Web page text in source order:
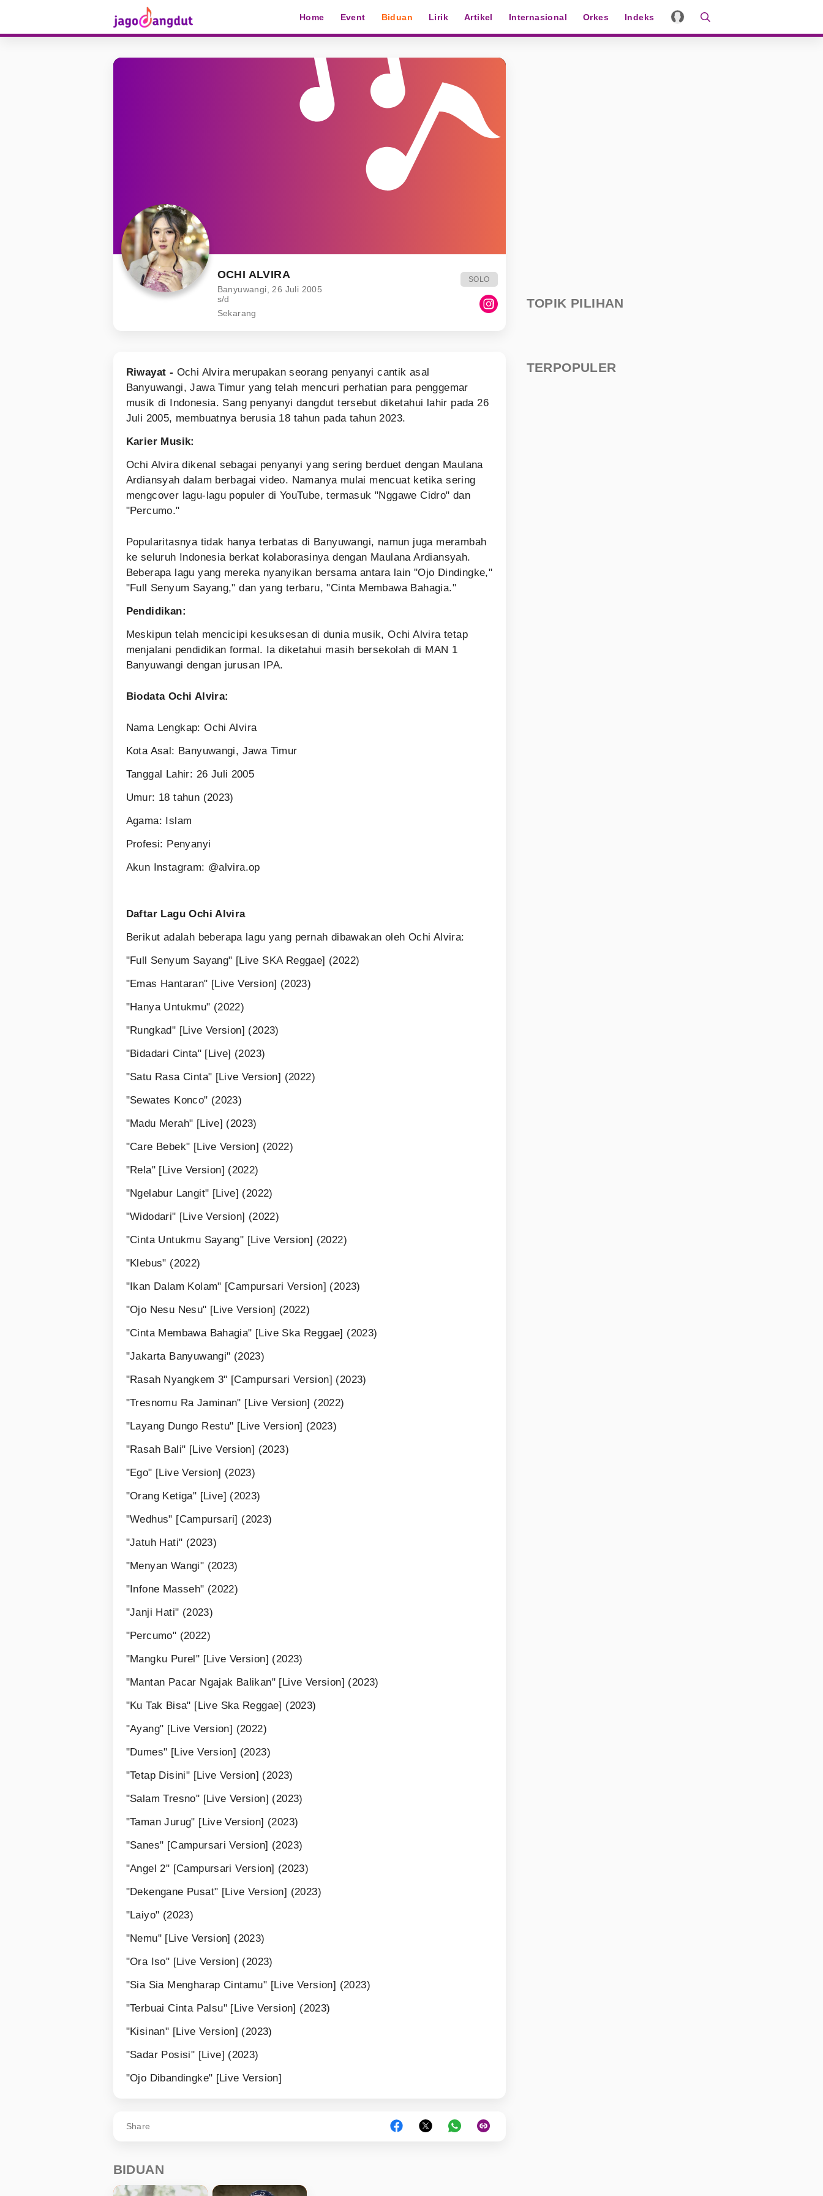
Home Event Biduan Lirik Artikel Internasional Orkes Indeks
OCHI ALVIRA
Banyuwangi, 26 Juli 2005
s/d
Sekarang
SOLO
Riwayat - Ochi Alvira merupakan seorang penyanyi cantik asal
Banyuwangi, Jawa Timur yang telah mencuri perhatian para penggemar
musik di Indonesia. Sang penyanyi dangdut tersebut diketahui lahir pada 26
Juli 2005, membuatnya berusia 18 tahun pada tahun 2023.
Karier Musik:
Ochi Alvira dikenal sebagai penyanyi yang sering berduet dengan Maulana
Ardiansyah dalam berbagai video. Namanya mulai mencuat ketika sering
mengcover lagu-lagu populer di YouTube, termasuk "Nggawe Cidro" dan
"Percumo."
Popularitasnya tidak hanya terbatas di Banyuwangi, namun juga merambah
ke seluruh Indonesia berkat kolaborasinya dengan Maulana Ardiansyah.
Beberapa lagu yang mereka nyanyikan bersama antara lain "Ojo Dindingke,"
"Full Senyum Sayang," dan yang terbaru, "Cinta Membawa Bahagia."
Pendidikan:
Meskipun telah mencicipi kesuksesan di dunia musik, Ochi Alvira tetap
menjalani pendidikan formal. Ia diketahui masih bersekolah di MAN 1
Banyuwangi dengan jurusan IPA.
Biodata Ochi Alvira:
Nama Lengkap: Ochi Alvira
Kota Asal: Banyuwangi, Jawa Timur
Tanggal Lahir: 26 Juli 2005
Umur: 18 tahun (2023)
Agama: Islam
Profesi: Penyanyi
Akun Instagram: @alvira.op
Daftar Lagu Ochi Alvira
Berikut adalah beberapa lagu yang pernah dibawakan oleh Ochi Alvira:
"Full Senyum Sayang" [Live SKA Reggae] (2022)
"Emas Hantaran" [Live Version] (2023)
"Hanya Untukmu" (2022)
"Rungkad" [Live Version] (2023)
"Bidadari Cinta" [Live] (2023)
"Satu Rasa Cinta" [Live Version] (2022)
"Sewates Konco" (2023)
"Madu Merah" [Live] (2023)
"Care Bebek" [Live Version] (2022)
"Rela" [Live Version] (2022)
"Ngelabur Langit" [Live] (2022)
"Widodari" [Live Version] (2022)
"Cinta Untukmu Sayang" [Live Version] (2022)
"Klebus" (2022)
"Ikan Dalam Kolam" [Campursari Version] (2023)
"Ojo Nesu Nesu" [Live Version] (2022)
"Cinta Membawa Bahagia" [Live Ska Reggae] (2023)
"Jakarta Banyuwangi" (2023)
"Rasah Nyangkem 3" [Campursari Version] (2023)
"Tresnomu Ra Jaminan" [Live Version] (2022)
"Layang Dungo Restu" [Live Version] (2023)
"Rasah Bali" [Live Version] (2023)
"Ego" [Live Version] (2023)
"Orang Ketiga" [Live] (2023)
"Wedhus" [Campursari] (2023)
"Jatuh Hati" (2023)
"Menyan Wangi" (2023)
"Infone Masseh" (2022)
"Janji Hati" (2023)
"Percumo" (2022)
"Mangku Purel" [Live Version] (2023)
"Mantan Pacar Ngajak Balikan" [Live Version] (2023)
"Ku Tak Bisa" [Live Ska Reggae] (2023)
"Ayang" [Live Version] (2022)
"Dumes" [Live Version] (2023)
"Tetap Disini" [Live Version] (2023)
"Salam Tresno" [Live Version] (2023)
"Taman Jurug" [Live Version] (2023)
"Sanes" [Campursari Version] (2023)
"Angel 2" [Campursari Version] (2023)
"Dekengane Pusat" [Live Version] (2023)
"Laiyo" (2023)
"Nemu" [Live Version] (2023)
"Ora Iso" [Live Version] (2023)
"Sia Sia Mengharap Cintamu" [Live Version] (2023)
"Terbuai Cinta Palsu" [Live Version] (2023)
"Kisinan" [Live Version] (2023)
"Sadar Posisi" [Live] (2023)
"Ojo Dibandingke" [Live Version]
Share
BIDUAN
TOPIK PILIHAN
TERPOPULER